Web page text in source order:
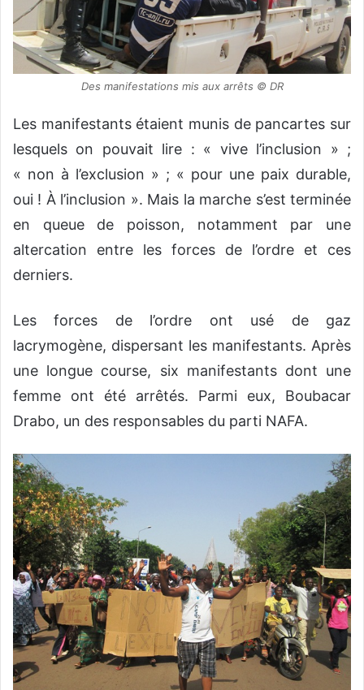
Des manifestations mis aux arrêts © DR
Les manifestants étaient munis de pancartes sur
lesquels on pouvait lire : « vive l’inclusion » ;
« non à l’exclusion » ; « pour une paix durable,
oui ! À l’inclusion ». Mais la marche s’est terminée
en queue de poisson, notamment par une
altercation entre les forces de l’ordre et ces
derniers.
Les forces de l’ordre ont usé de gaz
lacrymogène, dispersant les manifestants. Après
une longue course, six manifestants dont une
femme ont été arrêtés. Parmi eux, Boubacar
Drabo, un des responsables du parti NAFA.